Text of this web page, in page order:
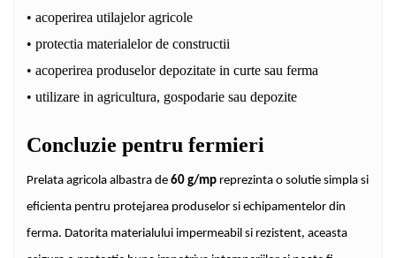
• acoperirea utilajelor agricole
• protectia materialelor de constructii
• acoperirea produselor depozitate in curte sau ferma
• utilizare in agricultura, gospodarie sau depozite
Concluzie pentru fermieri
Prelata agricola albastra de 60 g/mp reprezinta o solutie simpla si
eficienta pentru protejarea produselor si echipamentelor din
ferma. Datorita materialului impermeabil si rezistent, aceasta